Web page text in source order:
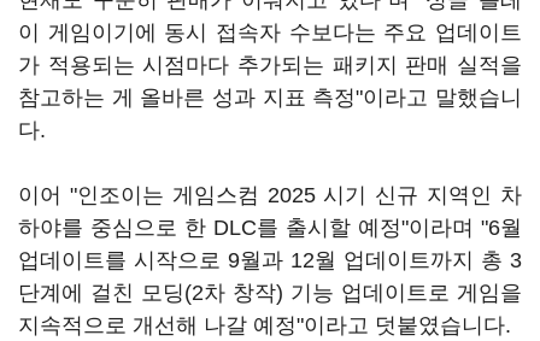
이 게임이기에 동시 접속자 수보다는 주요 업데이트
가 적용되는 시점마다 추가되는 패키지 판매 실적을
참고하는 게 올바른 성과 지표 측정"이라고 말했습니
다.
이어 "인조이는 게임스컴 2025 시기 신규 지역인 차
하야를 중심으로 한 DLC를 출시할 예정"이라며 "6월
업데이트를 시작으로 9월과 12월 업데이트까지 총 3
단계에 걸친 모딩(2차 창작) 기능 업데이트로 게임을
지속적으로 개선해 나갈 예정"이라고 덧붙였습니다.